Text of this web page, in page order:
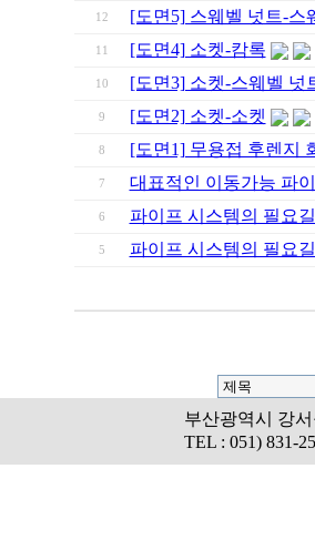
12 [도면5] 스웨벨 넛트-스
11 [도면4] 소켓-캄록
10 [도면3] 소켓-스웨벨 넛
9 [도면2] 소켓-소켓
8 [도면1] 무용접 후렌지
7 대표적인 이동가능 파
6 파이프 시스템의 필요
5 파이프 시스템의 필요
부산광역시 강
TEL : 051) 831-